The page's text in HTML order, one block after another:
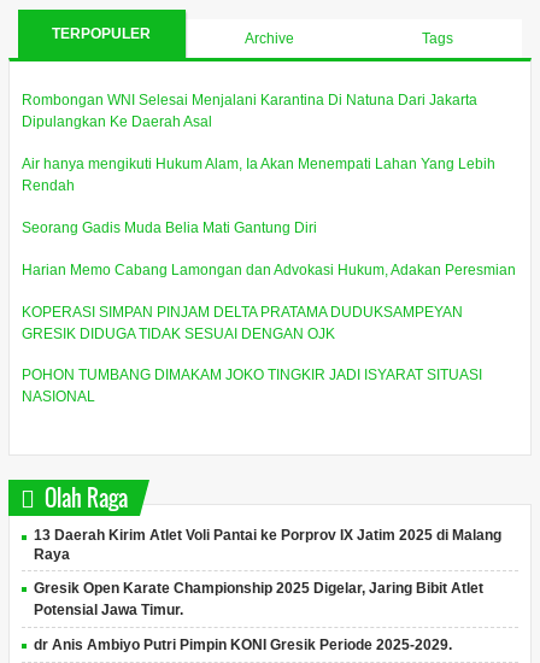
TERPOPULER Archive Tags
Rombongan WNI Selesai Menjalani Karantina Di Natuna Dari Jakarta
Dipulangkan Ke Daerah Asal
Air hanya mengikuti Hukum Alam, Ia Akan Menempati Lahan Yang Lebih
Rendah
Seorang Gadis Muda Belia Mati Gantung Diri
Harian Memo Cabang Lamongan dan Advokasi Hukum, Adakan Peresmian
KOPERASI SIMPAN PINJAM DELTA PRATAMA DUDUKSAMPEYAN
GRESIK DIDUGA TIDAK SESUAI DENGAN OJK
POHON TUMBANG DIMAKAM JOKO TINGKIR JADI ISYARAT SITUASI
NASIONAL
Olah Raga
13 Daerah Kirim Atlet Voli Pantai ke Porprov IX Jatim 2025 di Malang
Raya
Gresik Open Karate Championship 2025 Digelar, Jaring Bibit Atlet
Potensial Jawa Timur.
dr Anis Ambiyo Putri Pimpin KONI Gresik Periode 2025-2029.